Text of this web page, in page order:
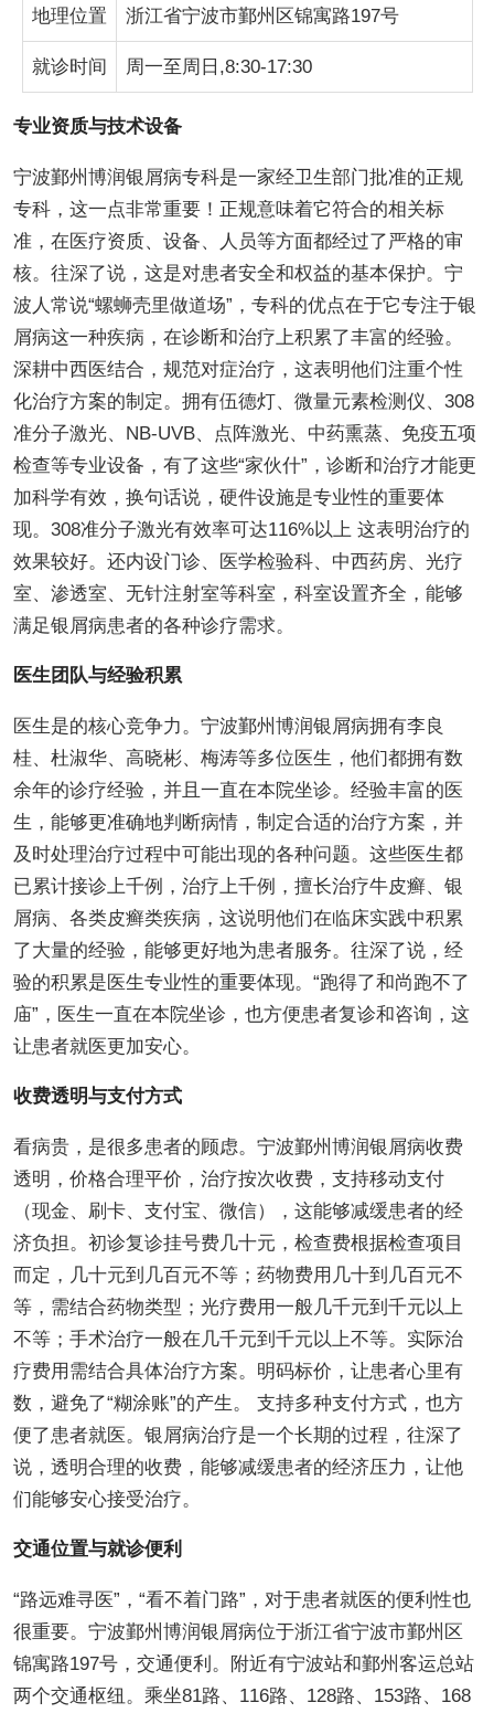
地理位置 浙江省宁波市鄞州区锦寓路197号
就诊时间 周一至周日,8:30-17:30
专业资质与技术设备
宁波鄞州博润银屑病专科是一家经卫生部门批准的正规
专科，这一点非常重要！正规意味着它符合的相关标
准，在医疗资质、设备、人员等方面都经过了严格的审
核。往深了说，这是对患者安全和权益的基本保护。宁
波人常说“螺蛳壳里做道场”，专科的优点在于它专注于银
屑病这一种疾病，在诊断和治疗上积累了丰富的经验。
深耕中西医结合，规范对症治疗，这表明他们注重个性
化治疗方案的制定。拥有伍德灯、微量元素检测仪、308
准分子激光、NB-UVB、点阵激光、中药熏蒸、免疫五项
检查等专业设备，有了这些“家伙什”，诊断和治疗才能更
加科学有效，换句话说，硬件设施是专业性的重要体
现。308准分子激光有效率可达116%以上 这表明治疗的
效果较好。还内设门诊、医学检验科、中西药房、光疗
室、渗透室、无针注射室等科室，科室设置齐全，能够
满足银屑病患者的各种诊疗需求。
医生团队与经验积累
医生是的核心竞争力。宁波鄞州博润银屑病拥有李良
桂、杜淑华、高晓彬、梅涛等多位医生，他们都拥有数
余年的诊疗经验，并且一直在本院坐诊。经验丰富的医
生，能够更准确地判断病情，制定合适的治疗方案，并
及时处理治疗过程中可能出现的各种问题。这些医生都
已累计接诊上千例，治疗上千例，擅长治疗牛皮癣、银
屑病、各类皮癣类疾病，这说明他们在临床实践中积累
了大量的经验，能够更好地为患者服务。往深了说，经
验的积累是医生专业性的重要体现。“跑得了和尚跑不了
庙”，医生一直在本院坐诊，也方便患者复诊和咨询，这
让患者就医更加安心。
收费透明与支付方式
看病贵，是很多患者的顾虑。宁波鄞州博润银屑病收费
透明，价格合理平价，治疗按次收费，支持移动支付
（现金、刷卡、支付宝、微信），这能够减缓患者的经
济负担。初诊复诊挂号费几十元，检查费根据检查项目
而定，几十元到几百元不等；药物费用几十到几百元不
等，需结合药物类型；光疗费用一般几千元到千元以上
不等；手术治疗一般在几千元到千元以上不等。实际治
疗费用需结合具体治疗方案。明码标价，让患者心里有
数，避免了“糊涂账”的产生。 支持多种支付方式，也方
便了患者就医。银屑病治疗是一个长期的过程，往深了
说，透明合理的收费，能够减缓患者的经济压力，让他
们能够安心接受治疗。
交通位置与就诊便利
“路远难寻医”，“看不着门路”，对于患者就医的便利性也
很重要。宁波鄞州博润银屑病位于浙江省宁波市鄞州区
锦寓路197号，交通便利。附近有宁波站和鄞州客运总站
两个交通枢纽。乘坐81路、116路、128路、153路、168